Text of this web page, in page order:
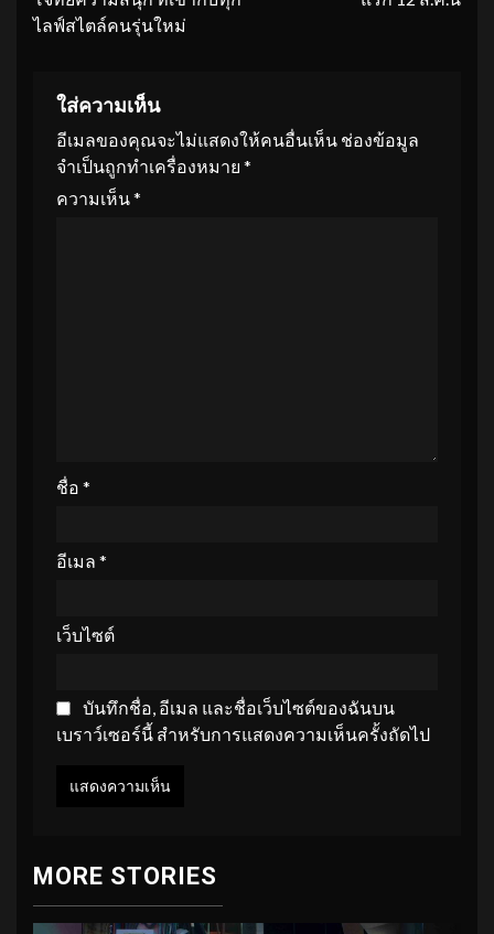
ไลฟ์สไตล์คนรุ่นใหม่
ใส่ความเห็น
อีเมลของคุณจะไม่แสดงให้คนอื่นเห็น ช่องข้อมูล
จำเป็นถูกทำเครื่องหมาย *
ความเห็น*
ชื่อ *
อีเมล *
เว็บไซต์
บันทึกชื่อ, อีเมล และชื่อเว็บไซต์ของฉันบน
เบราว์เซอร์นี้ สำหรับการแสดงความเห็นครั้งถัดไป
MORE STORIES